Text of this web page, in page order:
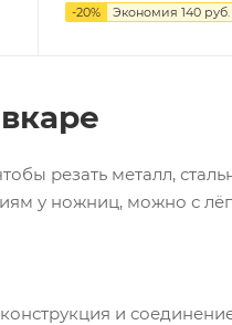
-20% Экономия 140руб.
резать металл,
у ножниц, можно с
и